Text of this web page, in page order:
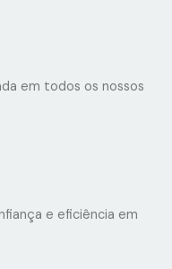
em todos os nossos
e eficiência em